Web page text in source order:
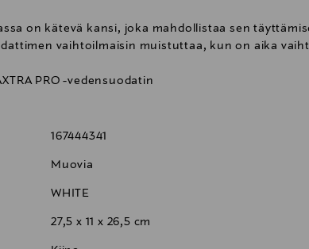
on kätevä kansi, joka mahdollistaa sen
vaihtoilmaisin muistuttaa, kun on aika
PRO -vedensuodatin
167444341
Muovia
WHITE
27,5 x 11 x 26,5 cm